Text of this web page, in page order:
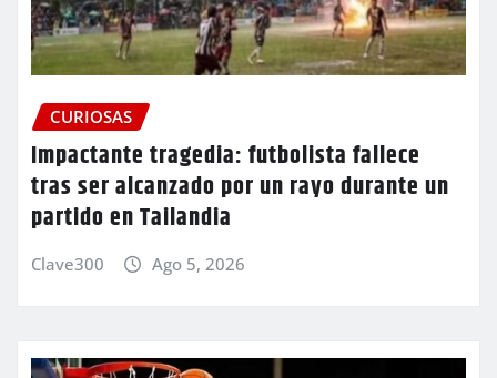
CURIOSAS
Impactante tragedia: futbolista fallece
tras ser alcanzado por un rayo durante un
partido en Tailandia
Clave300 Ago 5, 2026